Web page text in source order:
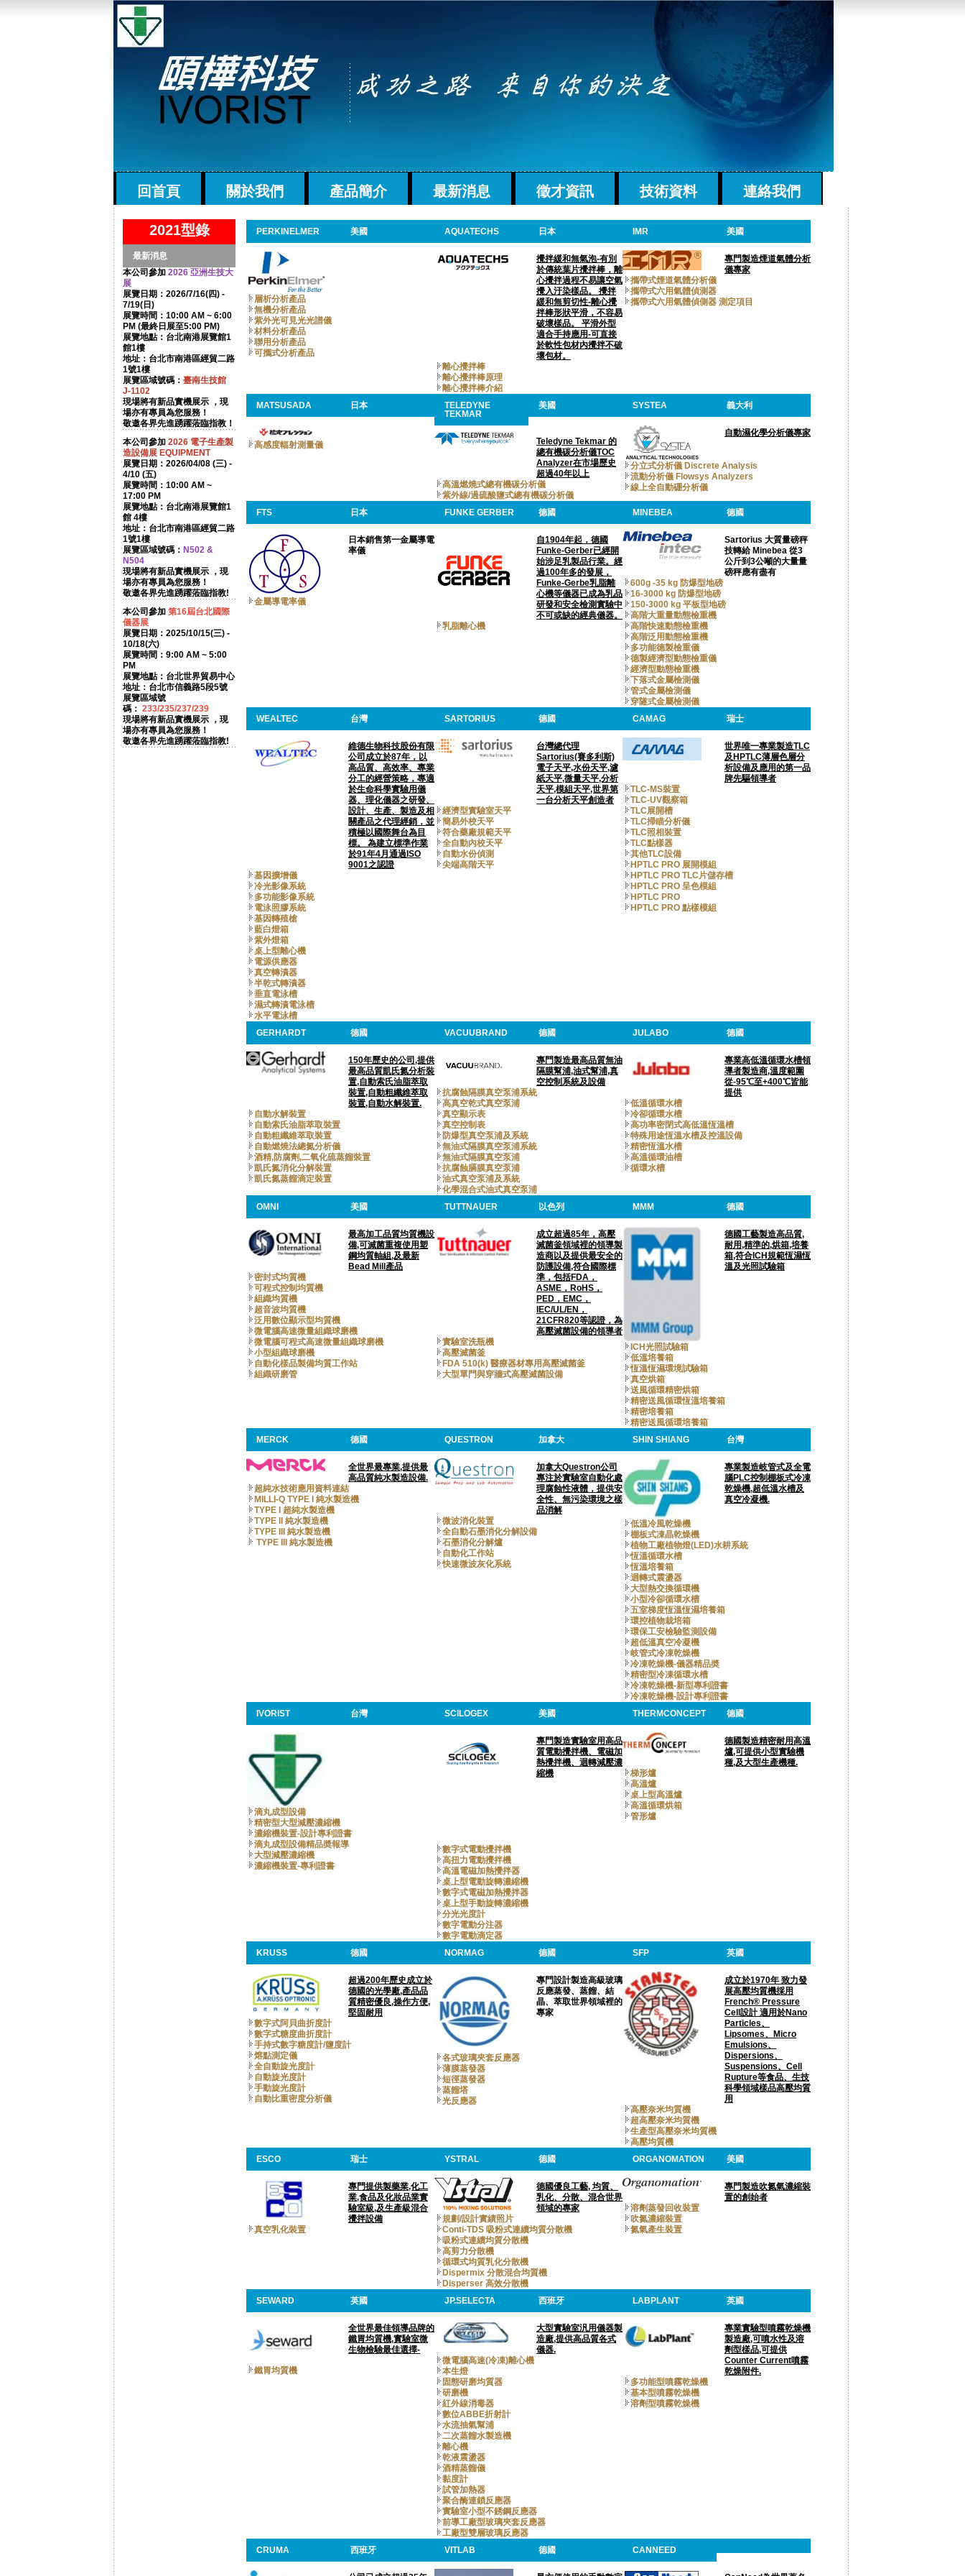
回首頁 關於我們 產品簡介 最新消息 徵才資訊 技術資料 連絡我們
2021型錄
最新消息
本公司參加 2026 亞洲生技大
展
展覽日期：2026/7/16(四) -
7/19(日)
展覽時間：10:00 AM ~ 6:00
PM (最終日展至5:00 PM)
展覽地點：台北南港展覽館1
館1樓
地址：台北市南港區經貿二路
1號1樓
展覽區域號碼： 臺南生技館
J-1102
現場將有新品實機展示 ，現
場亦有專員為您服務！
敬邀各界先進踴躍蒞臨指教！
本公司參加 2026 電子生產製
造設備展 EQUIPMENT
展覽日期：2026/04/08 (三) -
4/10 (五)
展覽時間：10:00 AM ~
17:00 PM
展覽地點：台北南港展覽館1
館 4樓
地址：台北市南港區經貿二路
1號1樓
展覽區域號碼： N502 &
N504
現場將有新品實機展示 ，現
場亦有專員為您服務！
敬邀各界先進踴躍蒞臨指教!
本公司參加 第16屆台北國際
儀器展
展覽日期：2025/10/15(三) -
10/18(六)
展覽時間：9:00 AM ~ 5:00
PM
展覽地點：台北世界貿易中心
地址：台北市信義路5段5號
展覽區域號
碼： 233/235/237/239
現場將有新品實機展示 ，現
場亦有專員為您服務！
敬邀各界先進踴躍蒞臨指教!
PERKINELMER 美國
層析分析產品
無機分析產品
紫外光可見光光譜儀
材料分析產品
聯用分析產品
可攜式分析產品
AQUATECHS 日本
攪拌緩和無氣泡-有別
於傳統葉片攪拌棒，離
心攪拌過程不易讓空氣
攪入汙染樣品。 攪拌
緩和無剪切性-離心攪
拌棒形狀平滑，不容易
破壞樣品。 平滑外型
適合手持應用-可直接
於軟性包材內攪拌不破
壞包材。
離心攪拌棒
離心攪拌棒原理
離心攪拌棒介紹
IMR 美國
專門製造煙道氣體分析
儀專家
攜帶式煙道氣體分析儀
攜帶式六用氣體偵測器
攜帶式六用氣體偵側器 測定項目
MATSUSADA 日本
高感度輻射測量儀
TELEDYNE
TEKMAR
美國
Teledyne Tekmar 的
總有機碳分析儀TOC
Analyzer在市場歷史
超過40年以上
高溫燃燒式總有機碳分析儀
紫外線/過硫酸鹽式總有機碳分析儀
SYSTEA 義大利
自動濕化學分析儀專家
分立式分析儀 Discrete Analysis
流動分析儀 Flowsys Analyzers
線上全自動硼分析儀
FTS 日本
日本銷售第一金屬導電
率儀
金屬導電率儀
FUNKE GERBER 德國
自1904年起，德國
Funke-Gerber已經開
始涉足乳製品行業。經
過100年多的發展，
Funke-Gerbe乳脂離
心機等儀器已成為乳品
研發和安全檢測實驗中
不可或缺的經典儀器。
乳脂離心機
MINEBEA 德國
Sartorius 大質量磅秤
技轉給 Minebea 從3
公斤到3公噸的大量量
磅秤應有盡有
600g -35 kg 防爆型地磅
16-3000 kg 防爆型地磅
150-3000 kg 平板型地磅
高階大重量動態檢重機
高階快速動態檢重機
高階泛用動態檢重機
多功能德製檢重儀
德製經濟型動態檢重儀
經濟型動態檢重機
下落式金屬檢測儀
管式金屬檢測儀
穿隧式金屬檢測儀
WEALTEC
台灣
維德生物科技股份有限
公司成立於87年，以
高品質、高效率、專業
分工的經營策略，專適
於生命科學實驗用儀
器、理化儀器之研發、
設計、生產、製造及相
關產品之代理經銷，並
積極以國際舞台為目
標。 為建立標準作業
於91年4月通過ISO
9001之認證
基因擴增儀
冷光影像系統
多功能影像系統
電泳照膠系統
基因轉殖槍
藍白燈箱
紫外燈箱
桌上型離心機
電源供應器
真空轉漬器
半乾式轉漬器
垂直電泳槽
濕式轉漬電泳槽
水平電泳槽
SARTORIUS 德國
台灣總代理
Sartorius(賽多利斯)
電子天平,水份天平,濾
紙天平,微量天平,分析
天平,模組天平,世界第
一台分析天平創造者
經濟型實驗室天平
簡易外校天平
符合藥廠規範天平
全自動內校天平
自動水份偵測
尖端高階天平
CAMAG 瑞士
世界唯一專業製造TLC
及HPTLC薄層色層分
析設備及應用的第一品
牌先驅領導者
TLC-MS裝置
TLC-UV觀察箱
TLC展開槽
TLC掃瞄分析儀
TLC照相裝置
TLC點樣器
其他TLC設備
HPTLC PRO 展開模組
HPTLC PRO TLC片儲存槽
HPTLC PRO 呈色模組
HPTLC PRO
HPTLC PRO 點樣模組
GERHARDT 德國
150年歷史的公司,提供
最高品質凱氏氮分析裝
置,自動索氏油脂萃取
裝置,自動粗纖維萃取
裝置,自動水解裝置.
自動水解裝置
自動索氏油脂萃取裝置
自動粗纖維萃取裝置
自動燃燒法總氮分析儀
酒精,防腐劑,二氧化硫蒸餾裝置
凱氏氮消化分解裝置
凱氏氮蒸餾滴定裝置
VACUUBRAND 德國
專門製造最高品質無油
隔膜幫浦,油式幫浦,真
空控制系統及設備
抗腐蝕隔膜真空泵浦系統
高真空乾式真空泵浦
真空顯示表
真空控制表
防爆型真空泵浦及系統
無油式隔膜真空泵浦系統
無油式隔膜真空泵浦
抗腐蝕膈膜真空泵浦
油式真空泵浦及系統
化學混合式油式真空泵浦
JULABO 德國
專業高低溫循環水槽領
導者製造商,溫度範圍
從-95℃至+400℃皆能
提供
低溫循環水槽
冷卻循環水槽
高功率密閉式高低溫恆溫槽
特殊用途恆溫水槽及控溫設備
精密恆溫水槽
高溫循環油槽
循環水槽
OMNI 美國
最高加工品質均質機設
備,可滅菌重複使用塑
鋼均質軸組,及最新
Bead Mill產品
密封式均質機
可程式控制均質機
組織均質機
超音波均質機
泛用數位顯示型均質機
微電腦高速微量組織球磨機
微電腦可程式高速微量組織球磨機
小型組織球磨機
自動化樣品製備均質工作站
組織研磨管
TUTTNAUER 以色列
成立超過85年，高壓
滅菌釜領域裡的領導製
造商以及提供最安全的
防護設備,符合國際標
準，包括FDA，
ASME，RoHS，
PED，EMC，
IEC/UL/EN，
21CFR820等認證，為
高壓滅菌設備的領導者
實驗室洗瓶機
高壓滅菌釜
FDA 510(k) 醫療器材專用高壓滅菌釜
大型單門與穿牆式高壓滅菌設備
MMM 德國
德國工藝製造高品質,
耐用,精準的,烘箱,培養
箱,符合ICH規範恆濕恆
溫及光照試驗箱
ICH光照試驗箱
低溫培養箱
恆溫恆濕環境試驗箱
真空烘箱
送風循環精密烘箱
精密送風循環恆溫培養箱
精密培養箱
精密送風循環培養箱
MERCK
德國
全世界最專業,提供最
高品質純水製造設備.
超純水技術應用資料連結
MILLI-Q TYPE I 純水製造機
TYPE I 超純水製造機
TYPE II 純水製造機
TYPE III 純水製造機
TYPE III 純水製造機
QUESTRON 加拿大
加拿大Questron公司
專注於實驗室自動化處
理腐蝕性液體，提供安
全性、無污染環境之樣
品消解
微波消化裝置
全自動石墨消化分解設備
石墨消化分解爐
自動化工作站
快速微波灰化系統
SHIN SHIANG 台灣
專業製造岐管式及全電
腦PLC控制棚板式冷凍
乾燥機,超低溫水槽及
真空冷凝機.
低溫冷風乾燥機
棚板式凍晶乾燥機
植物工廠植物燈(LED)水耕系統
恆溫循環水槽
恆溫培養箱
迴轉式震盪器
大型熱交換循環機
小型冷卻循環水槽
五室梯度恆溫恆濕培養箱
環控植物栽培箱
環保工安檢驗監測設備
超低溫真空冷凝機
岐管式冷凍乾燥機
冷凍乾燥機-儀器精品奬
精密型冷凍循環水槽
冷凍乾燥機-新型專利證書
冷凍乾燥機-設計專利證書
IVORIST
台灣
滴丸成型設備
精密型大型減壓濃縮機
濃縮機裝置-設計專利證書
滴丸成型設備精品奬報導
大型減壓濃縮機
濃縮機裝置-專利證書
SCILOGEX 美國
專門製造實驗室用高品
質電動攪拌機、電磁加
熱攪拌機、迴轉減壓濃
縮機
數字式電動攪拌機
高扭力電動攪拌機
高溫電磁加熱攪拌器
桌上型電動旋轉濃縮機
數字式電磁加熱攪拌器
桌上型手動旋轉濃縮機
分光光度計
數字電動分注器
數字電動滴定器
THERMCONCEPT 德國
德國製造精密耐用高溫
爐,可提供小型實驗機
種,及大型生產機種.
梯形爐
高溫爐
桌上型高溫爐
高溫循環烘箱
管形爐
KRUSS 德國
超過200年歷史成立於
德國的光學廠,產品品
質精密優良,操作方便,
堅固耐用
數字式阿貝曲折度計
數字式糖度曲折度計
手持式數字糖度計/鹽度計
熔點測定儀
全自動旋光度計
自動旋光度計
手動旋光度計
自動比重密度分析儀
NORMAG 德國
專門設計製造高級玻璃
反應蒸發、蒸餾、結
晶、萃取世界領域裡的
專家
各式玻璃夾套反應器
薄膜蒸發器
短徑蒸發器
蒸餾塔
光反應器
SFP 英國
成立於1970年 致力發
展高壓均質機採用
French® Pressure
Cell設計 適用於Nano
Particles、
Lipsomes、Micro
Emulsions、
Dispersions、
Suspensions、Cell
Rupture等食品、生技
科學領域樣品高壓均質
用
高壓奈米均質機
超高壓奈米均質機
生產型高壓奈米均質機
高壓均質機
ESCO
瑞士
專門提供製藥業,化工
業,食品及化妝品業實
驗室級,及生產級混合
攪拌設備
真空乳化裝置
YSTRAL 德國
德國優良工藝, 均質、
乳化、分散、混合世界
領域的專家
規劃/設計實績照片
Conti-TDS 吸粉式連續均質分散機
吸粉式連續均質分散機
高剪力分散機
循環式均質乳化分散機
Dispermix 分散混合均質機
Disperser 高效分散機
ORGANOMATION 美國
專門製造吹氮氣濃縮裝
置的創始者
溶劑蒸發回收裝置
吹氮濃縮裝置
氮氣產生裝置
SEWARD 英國
全世界最佳領導品牌的
鐵胃均質機,實驗室微
生物檢驗最佳選擇-
鐵胃均質機
JP.SELECTA 西班牙
大型實驗室汎用儀器製
造廠,提供高品質各式
儀器.
微電腦高速(冷凍)離心機
本生燈
固態研磨均質器
研磨機
紅外線消毒器
數位ABBE折射計
水流抽氣幫浦
二次蒸餾水製造機
離心機
乾液震盪器
酒精蒸餾儀
黏度計
試管加熱器
聚合酶連鎖反應器
實驗室小型不銹鋼反應器
前導工廠型玻璃夾套反應器
工廠型雙層玻璃反應器
LABPLANT 英國
專業實驗型噴霧乾燥機
製造廠,可噴水性及溶
劑型樣品,可提供
Counter Current噴霧
乾燥附件.
多功能型噴霧乾燥機
基本型噴霧乾燥機
溶劑型噴霧乾燥機
CRUMA 西班牙 VITLAB 德國 CANNEED